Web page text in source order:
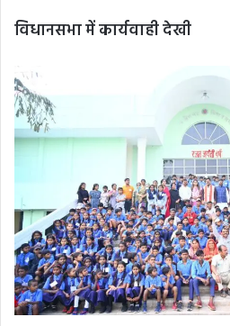
विधानसभा में कार्यवाही देखी